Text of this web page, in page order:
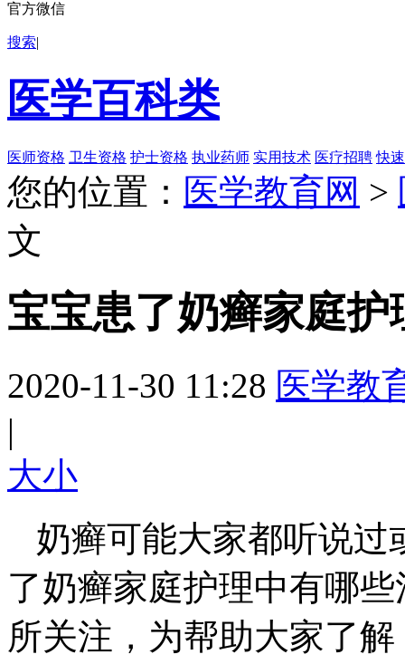
官方微信
搜索|
医学百科类
医师资格 卫生资格 护士资格 执业药师 实用技术 医疗招聘 快
您的位置： 医学教育网 >
文
宝宝患了奶癣家庭
2020-11-30 11:28 医学教
|
大小
奶癣可能大家都听说过
了奶癣家庭护理中有哪
所关注，为帮助大家了